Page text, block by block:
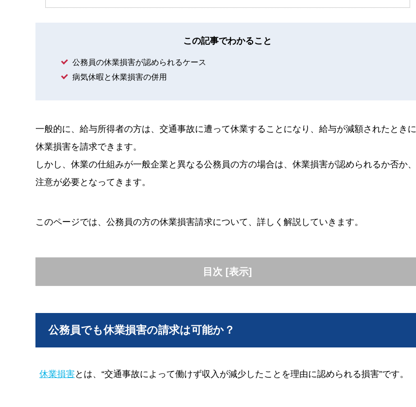
この記事でわかること
公務員の休業損害が認められるケース
病気休暇と休業損害の併用
一般的に、給与所得者の方は、交通事故に遭って休業することになり、給与が減額されたときに
休業損害を請求できます。
しかし、休業の仕組みが一般企業と異なる公務員の方の場合は、休業損害が認められるか否か、
注意が必要となってきます。
このページでは、公務員の方の休業損害請求について、詳しく解説していきます。
目次 [表示]
公務員でも休業損害の請求は可能か？
休業損害とは、“交通事故によって働けず収入が減少したことを理由に認められる損害”です。